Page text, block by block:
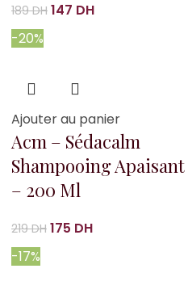
189DH 147 DH
-20%
Ajouter au panier
Acm – Sédacalm
Shampooing Apaisant
– 200 Ml
219DH 175 DH
-17%